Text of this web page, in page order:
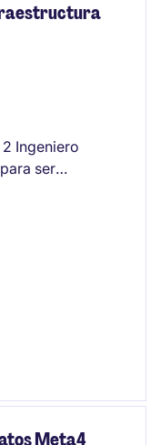
Ingeniero
ser
Meta4